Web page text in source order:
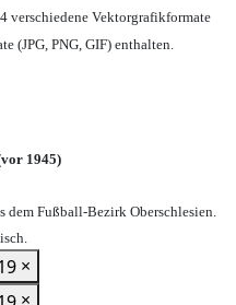
verschiedene Vektorgrafikformate
(JPG, PNG, GIF) enthalten.
1945)
dem Fußball-Bezirk Oberschlesien.
×
×